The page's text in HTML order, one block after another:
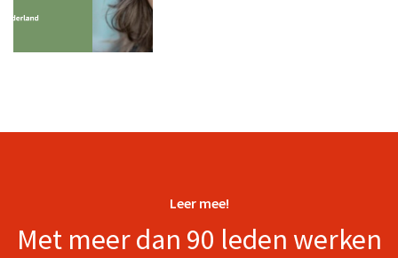
Leer mee!
Met meer dan 90 leden werken